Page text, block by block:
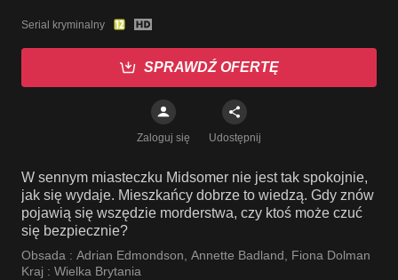
Serial kryminalny
SPRAWDŹ OFERTĘ
Zaloguj się Udostępnij
W sennym miasteczku Midsomer nie jest tak spokojnie,
jak się wydaje. Mieszkańcy dobrze to wiedzą. Gdy znów
pojawią się wszędzie morderstwa, czy ktoś może czuć
się bezpiecznie?
Obsada : Adrian Edmondson, Annette Badland, Fiona Dolman
Kraj : Wielka Brytania